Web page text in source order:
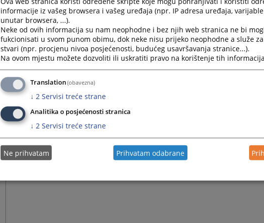
Visoko sudsko i tužilačko vijeće Bosne i
Kraljice Jelene 88
71000 Sarajevo
Bosna i Hercegovina
Aplikacija za posao
Napomena:
Broj oglašene pozicije mora biti naveden.
Ljubazno Vas molimo da ne kontaktirate Sekretarijat VSTV BiH
Samo kandidati koji su ušli u uži izbor bit će kontaktirani.
Ukoliko stupite u radni odnos, a naknadno se utvrdi da ste
nisu istinite, VSTV BiH zadržava pravo prekida radnog odnosa.
informacije iz vašeg browsera i vašeg uređaja (npr. IP adresa uređaja,
unutar browsera, ...).
Neke od ovih informacija su nam neophodne i bez njih web stranica ne bi
fukcionisati u svom punom obimu, dok neke nisu prijeko neophodne a služe
stvari (npr. procjenu nivoa posjećenosti, budućeg usavršavanja stranice...).
Na ovom mjestu možete dozvoliti ili uskratiti pravo na korištenje tih
Translation(obavezna)
↓ 2 Servisi treće strane
Analitika o posjećenosti stranica
↓ 2 Servisi treće strane
Ne prihvatam Prihvatam odabrane